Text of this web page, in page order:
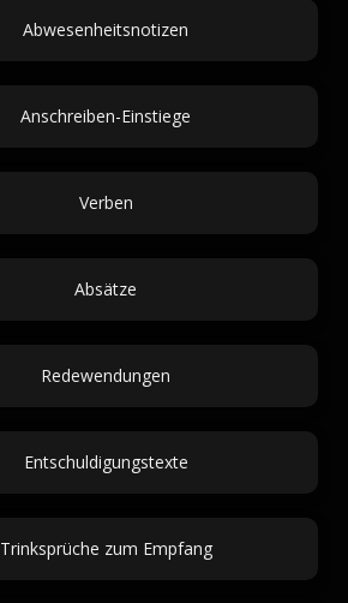
Abwesenheitsnotizen
Anschreiben-Einstiege
Verben
Absätze
Redewendungen
Entschuldigungstexte
Trinksprüche zum Empfang